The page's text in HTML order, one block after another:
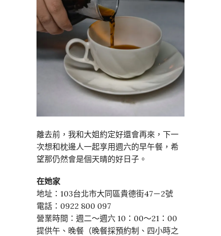
離去前，我和大姐約定好還會再來，下一
次想和枕邊人一起享用週六的早午餐，希
望那仍然會是個天晴的好日子。
在她家
地址：103台北市大同區貴德街47－2號
電話：0922 800 097
營業時間：週二～週六 10：00～21：00
提供午、晚餐（晚餐採預約制、四小時之